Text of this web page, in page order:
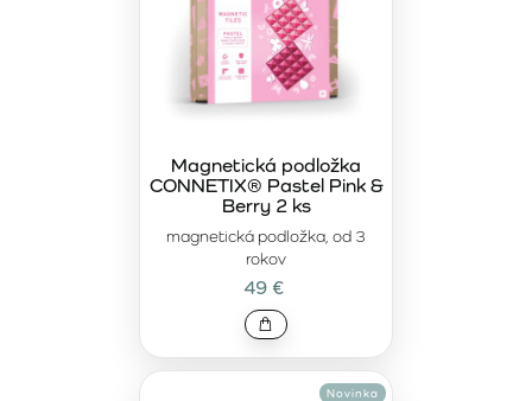
magnetická podložka, od 3
rokov
Magnetická podložka
CONNETIX® Pastel Pink &
Berry 2 ks
49 €
Novinka